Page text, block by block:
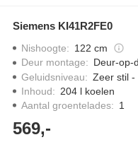
Siemens KI41R2FE0
Nishoogte: 122 cm
Deur montage: Deur-op-
Geluidsniveau: Zeer stil -
Inhoud: 204 l koelen
Aantal groentelades: 1
569,-